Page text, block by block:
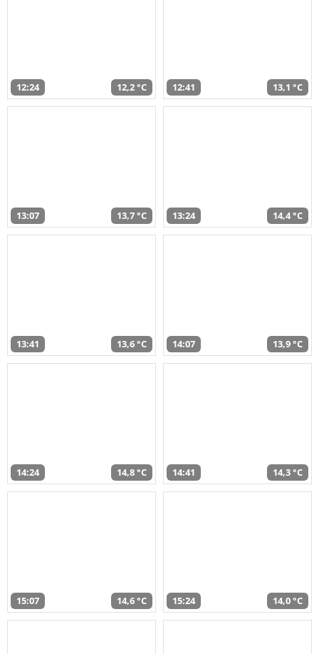
12:24 12,2 °C 12:41 13,1 °C
13:07 13,7 °C 13:24 14,4 °C
13:41 13,6 °C 14:07 13,9 °C
14:24 14,8 °C 14:41 14,3 °C
15:07 14,6 °C 15:24 14,0 °C